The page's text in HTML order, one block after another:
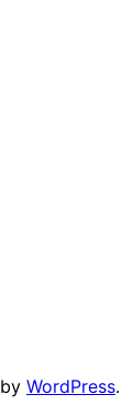
WordPress.